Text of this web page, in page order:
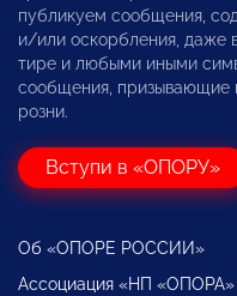
публикуем сообщения,
и/или оскорбления, даже
тире и любыми иными
сообщения, призывающие
розни.
Вступи в «ОПОРУ»
Об «ОПОРЕ РОССИИ»
Ассоциация «НП «ОПОРА»